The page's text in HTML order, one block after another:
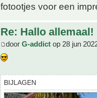
fotootjes voor een
Re: Hallo allemaal!
door G-addict op 28 jun
BIJLAGEN